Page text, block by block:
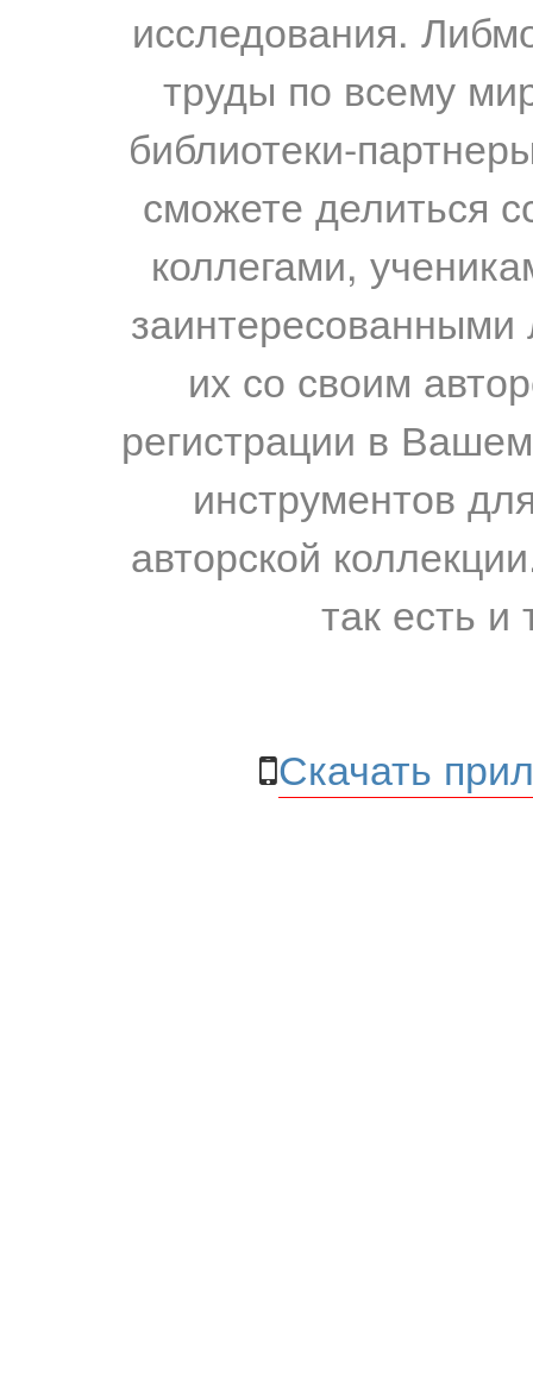
исследования.
труды по всему
библиотеки-
сможете делиться
коллегами,
их со своим
регистрации в
инструментов
авторской
так есть и
Скачать